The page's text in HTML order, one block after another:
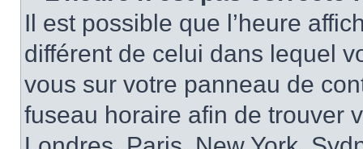
Il est possible que l’heure
différent de celui dans lequel
vous sur votre panneau de
fuseau horaire afin de trouver